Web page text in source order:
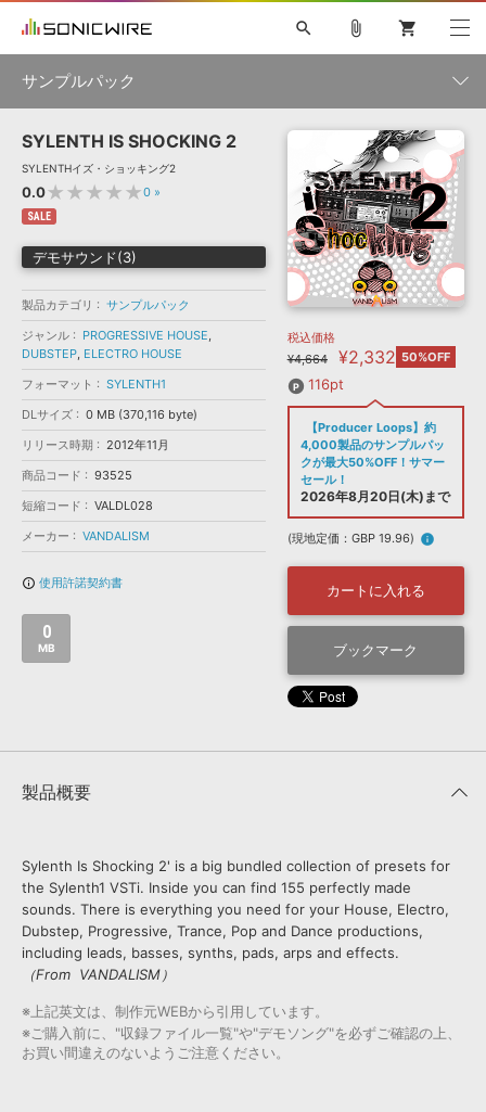
ソフト音源 »
プラグイン・エフェクト »
サンプルパック »
ソフトウェア／ツール »
DAW »
効果音 »
BGM »
特集 »
ニュースレター »
SONICWIREブログ »
製品サポート情報 »
DTMガイド »
FAQ »
お問い合わせ »
音楽カード
楽曲配信流通サービス
無償のサウンド管理ソフト
次世代型 ボーカル・エディタ
APS 映像のBGM・セリフを音声分離
search
初音ミク NT 鏡音リン・レン V4X
MEIKO V3
KAITO V3
VOCALOID TOONTRACK
SPITFIRE AUDIO
VIENNA
EZ DRUMMER 3
ライセンスフリーBGM
ボーカル抜き出し
DUBSTEP
ELECTRONICA
MUTANT
ROUTER.FM
SONOCA
ソフト音源 プラグイン・エフェクト
ソフトウェア／ツール 効果音
attach_file shopping_cart
サンプルパック
製品一覧
メーカー
フォーマット
ランキング
SYLENTH IS SHOCKING 2
SYLENTHイズ・ショッキング2
0.0★★★★★0 »
SALE
デモサウンド(3)
製品カテゴリ
サンプルパック
ジャンル
PROGRESSIVE HOUSE,
DUBSTEP, ELECTRO HOUSE
フォーマット
SYLENTH1
DLサイズ
0 MB (370,116 byte)
リリース時期
2012年11月
商品コード
93525
短縮コード
VALDL028
メーカー
VANDALISM
info_outline 使用許諾契約書
0
MB
税込価格
¥4,664
¥2,332 50%OFF
116pt
【Producer Loops】約
4,000製品のサンプルパッ
クが最大50%OFF！サマー
セール！
2026年8月20日(木)まで
(現地定価：GBP 19.96) info
カートに入れる
ブックマーク
製品概要
Sylenth Is Shocking 2' is a big bundled collection of presets for
the Sylenth1 VSTi. Inside you can find 155 perfectly made
sounds. There is everything you need for your House, Electro,
Dubstep, Progressive, Trance, Pop and Dance productions,
including leads, basses, synths, pads, arps and effects.
（From VANDALISM）
※上記英文は、制作元WEBから引用しています。
※ご購入前に、"収録ファイル一覧"や"デモソング"を必ずご確認の上、
お買い間違えのないようご注意ください。